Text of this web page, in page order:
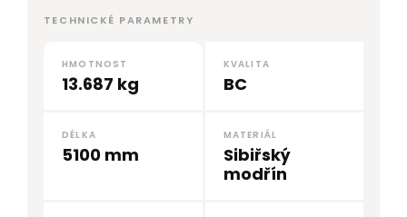
TECHNICKÉ PARAMETRY
HMOTNOST
13.687 kg
KVALITA
BC
DÉLKA
5100 mm
MATERIÁL
Sibiřský
modřín